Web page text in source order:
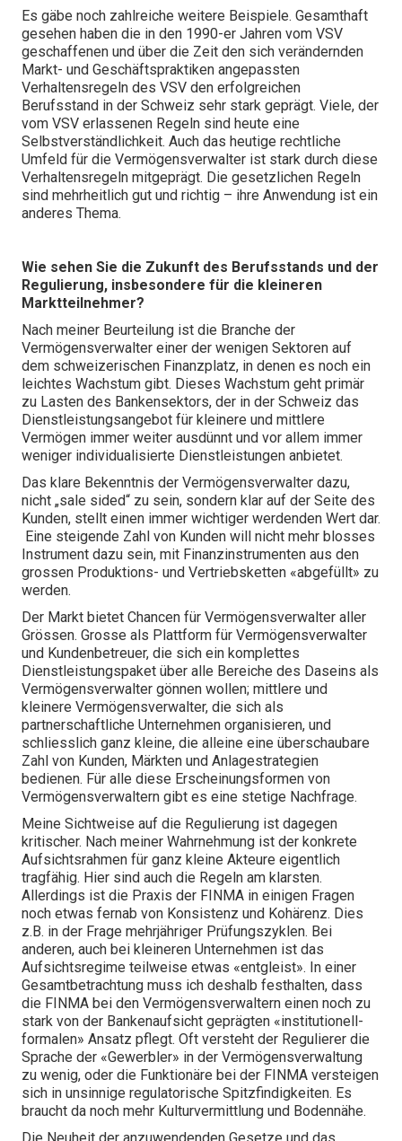
Es gäbe noch zahlreiche weitere Beispiele. Gesamthaft
gesehen haben die in den 1990-er Jahren vom VSV
geschaffenen und über die Zeit den sich verändernden
Markt- und Geschäftspraktiken angepassten
Verhaltensregeln des VSV den erfolgreichen
Berufsstand in der Schweiz sehr stark geprägt. Viele, der
vom VSV erlassenen Regeln sind heute eine
Selbstverständlichkeit. Auch das heutige rechtliche
Umfeld für die Vermögensverwalter ist stark durch diese
Verhaltensregeln mitgeprägt. Die gesetzlichen Regeln
sind mehrheitlich gut und richtig – ihre Anwendung ist ein
anderes Thema.
Wie sehen Sie die Zukunft des Berufsstands und der
Regulierung, insbesondere für die kleineren
Marktteilnehmer?
Nach meiner Beurteilung ist die Branche der
Vermögensverwalter einer der wenigen Sektoren auf
dem schweizerischen Finanzplatz, in denen es noch ein
leichtes Wachstum gibt. Dieses Wachstum geht primär
zu Lasten des Bankensektors, der in der Schweiz das
Dienstleistungsangebot für kleinere und mittlere
Vermögen immer weiter ausdünnt und vor allem immer
weniger individualisierte Dienstleistungen anbietet.
Das klare Bekenntnis der Vermögensverwalter dazu,
nicht „sale sided“ zu sein, sondern klar auf der Seite des
Kunden, stellt einen immer wichtiger werdenden Wert dar.
Eine steigende Zahl von Kunden will nicht mehr blosses
Instrument dazu sein, mit Finanzinstrumenten aus den
grossen Produktions- und Vertriebsketten «abgefüllt» zu
werden.
Der Markt bietet Chancen für Vermögensverwalter aller
Grössen. Grosse als Plattform für Vermögensverwalter
und Kundenbetreuer, die sich ein komplettes
Dienstleistungspaket über alle Bereiche des Daseins als
Vermögensverwalter gönnen wollen; mittlere und
kleinere Vermögensverwalter, die sich als
partnerschaftliche Unternehmen organisieren, und
schliesslich ganz kleine, die alleine eine überschaubare
Zahl von Kunden, Märkten und Anlagestrategien
bedienen. Für alle diese Erscheinungsformen von
Vermögensverwaltern gibt es eine stetige Nachfrage.
Meine Sichtweise auf die Regulierung ist dagegen
kritischer. Nach meiner Wahrnehmung ist der konkrete
Aufsichtsrahmen für ganz kleine Akteure eigentlich
tragfähig. Hier sind auch die Regeln am klarsten.
Allerdings ist die Praxis der FINMA in einigen Fragen
noch etwas fernab von Konsistenz und Kohärenz. Dies
z.B. in der Frage mehrjähriger Prüfungszyklen. Bei
anderen, auch bei kleineren Unternehmen ist das
Aufsichtsregime teilweise etwas «entgleist». In einer
Gesamtbetrachtung muss ich deshalb festhalten, dass
die FINMA bei den Vermögensverwaltern einen noch zu
stark von der Bankenaufsicht geprägten «institutionell-
formalen» Ansatz pflegt. Oft versteht der Regulierer die
Sprache der «Gewerbler» in der Vermögensverwaltung
zu wenig, oder die Funktionäre bei der FINMA versteigen
sich in unsinnige regulatorische Spitzfindigkeiten. Es
braucht da noch mehr Kulturvermittlung und Bodennähe.